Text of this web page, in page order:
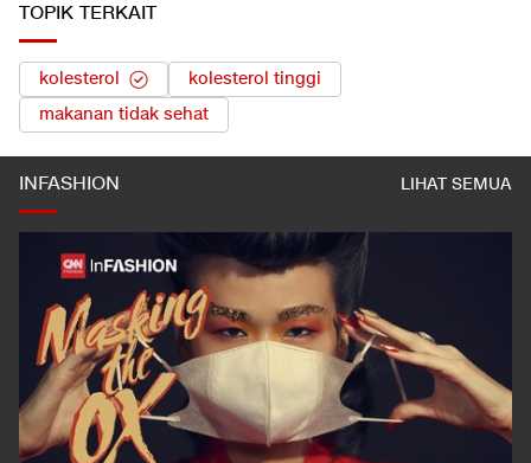
TOPIK TERKAIT
kolesterol
kolesterol tinggi
makanan tidak sehat
INFASHION LIHAT SEMUA